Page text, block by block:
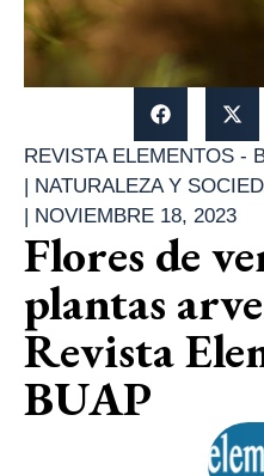
REVISTA ELEMENTOS -
| NATURALEZA Y
| NOVIEMBRE 18, 2023
Flores de
plantas
Revista
BUAP